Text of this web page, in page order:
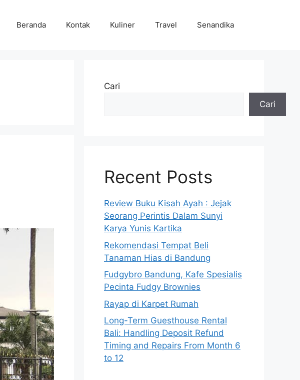
Beranda Kontak Kuliner Travel Senandika
Cari
Cari
Recent Posts
Review Buku Kisah Ayah : Jejak
Seorang Perintis Dalam Sunyi
Karya Yunis Kartika
Rekomendasi Tempat Beli
Tanaman Hias di Bandung
Fudgybro Bandung, Kafe Spesialis
Pecinta Fudgy Brownies
Rayap di Karpet Rumah
Long-Term Guesthouse Rental
Bali: Handling Deposit Refund
Timing and Repairs From Month 6
to 12